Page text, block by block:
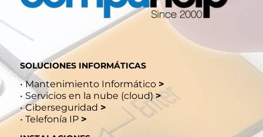
SOLUCIONES INFORMÁTICAS
•Mantenimiento Informático >
• Servicios en la nube (cloud) >
•Ciberseguridad >
• Telefonía IP >